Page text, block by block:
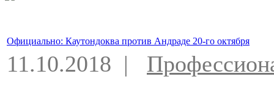
Официально: Каутондоква против Андраде 20-го октября
11.10.2018 |